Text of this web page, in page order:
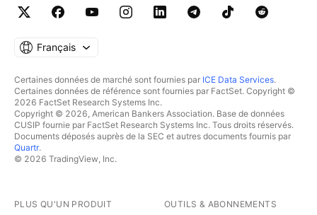
Français
Certaines données de marché sont fournies par ICE Data Services.
Certaines données de référence sont fournies par FactSet. Copyright ©
2026 FactSet Research Systems Inc.
Copyright © 2026, American Bankers Association. Base de données
CUSIP fournie par FactSet Research Systems Inc. Tous droits réservés.
Documents déposés auprès de la SEC et autres documents fournis par
Quartr.
© 2026 TradingView, Inc.
PLUS QU'UN PRODUIT OUTILS & ABONNEMENTS